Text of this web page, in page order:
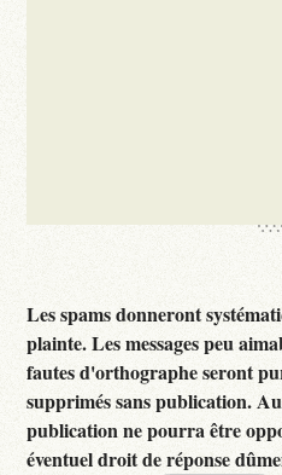
Les spams donneront
plainte. Les messages peu
fautes d'orthographe seront
supprimés sans publication.
publication ne pourra être
éventuel droit de réponse